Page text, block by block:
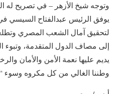
وتوجه شيخ الأزهر – في تصريح له
يوفق الرئيس عبدالفتاح السيسي في
لتحقيق آمال الشعب المصري
إلى مصاف الدول المتقدمة، وتبوء
يديم عليها نعمة الأمن والأمان
وطننا الغالي من كل مكروه وسوء